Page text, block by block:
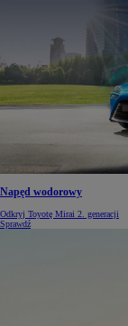
Napęd wodorowy
Odkryj Toyotę Mirai 2. generacji
Sprawdź